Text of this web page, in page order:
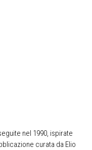
nel 1990, ispirate
curata da Elio